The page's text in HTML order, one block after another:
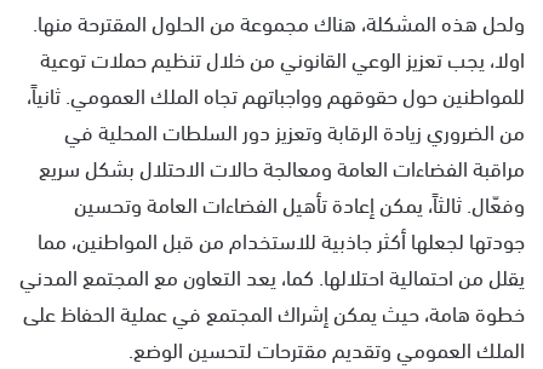
ولحل هذه المشكلة، هناك مجموعة من الحلول المقترحة منها.
اولا، يجب تعزيز الوعي القانوني من خلال تنظيم حملات توعية
للمواطنين حول حقوقهم وواجباتهم تجاه الملك العمومي. ثانياً،
من الضروري زيادة الرقابة وتعزيز دور السلطات المحلية في
مراقبة الفضاءات العامة ومعالجة حالات الاحتلال بشكل سريع
وفعّال. ثالثاً، يمكن إعادة تأهيل الفضاءات العامة وتحسين
جودتها لجعلها أكثر جاذبية للاستخدام من قبل المواطنين، مما
يقلل من احتمالية احتلالها. كما، يعد التعاون مع المجتمع المدني
خطوة هامة، حيث يمكن إشراك المجتمع في عملية الحفاظ على
الملك العمومي وتقديم مقترحات لتحسين الوضع.